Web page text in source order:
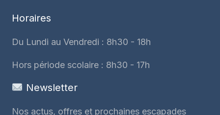
Horaires
Du Lundi au Vendredi : 8h30 - 18h
Hors période scolaire : 8h30 - 17h
Newsletter
Nos actus, offres et prochaines escapades